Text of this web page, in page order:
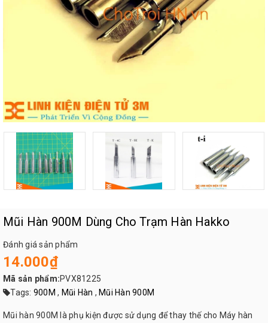
Mũi Hàn 900M Dùng Cho Trạm Hàn Hakko
Đánh giá sản phẩm
14.000₫
Mã sản phẩm:PVX81225
Tags: 900M , Mũi Hàn , Mũi Hàn 900M
Mũi hàn 900M là phụ kiện được sử dụng để thay thế cho Máy hàn